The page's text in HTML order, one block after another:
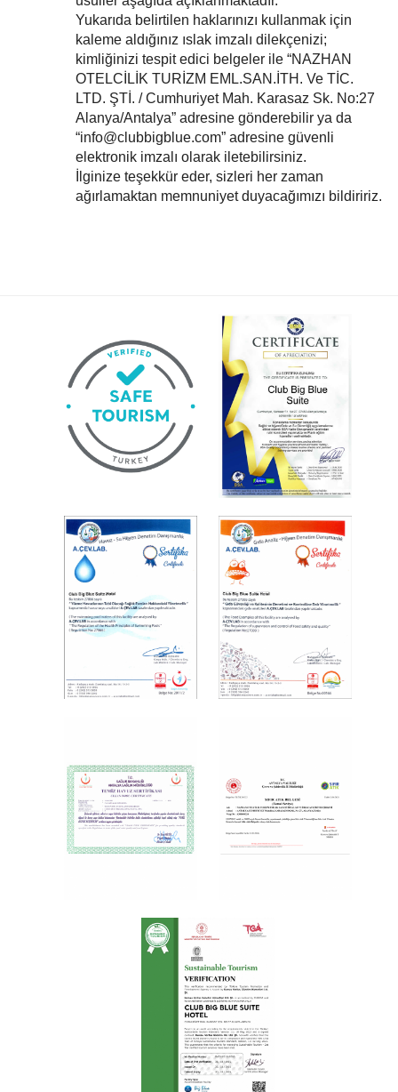
Yukarıda belirtilen haklarınızı kullanmak için
kaleme aldığınız ıslak imzalı dilekçenizi;
kimliğinizi tespit edici belgeler ile “NAZHAN
OTELCİLİK TURİZM EML.SAN.İTH. Ve TİC.
LTD. ŞTİ. / Cumhuriyet Mah. Karasaz Sk. No:27
Alanya/Antalya” adresine gönderebilir ya da
“info@clubbigblue.com” adresine güvenli
elektronik imzalı olarak iletebilirsiniz.
İlginize teşekkür eder, sizleri her zaman
ağırlamaktan memnuniyet duyacağımızı bildiririz.